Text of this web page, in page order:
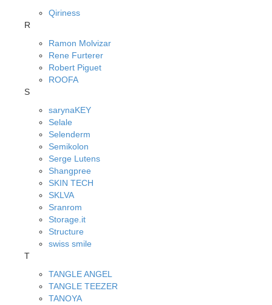
Qiriness
R
Ramon Molvizar
Rene Furterer
Robert Piguet
ROOFA
S
sarynaKEY
Selale
Selenderm
Semikolon
Serge Lutens
Shangpree
SKIN TECH
SKLVA
Sranrom
Storage.it
Structure
swiss smile
T
TANGLE ANGEL
TANGLE TEEZER
TANOYA